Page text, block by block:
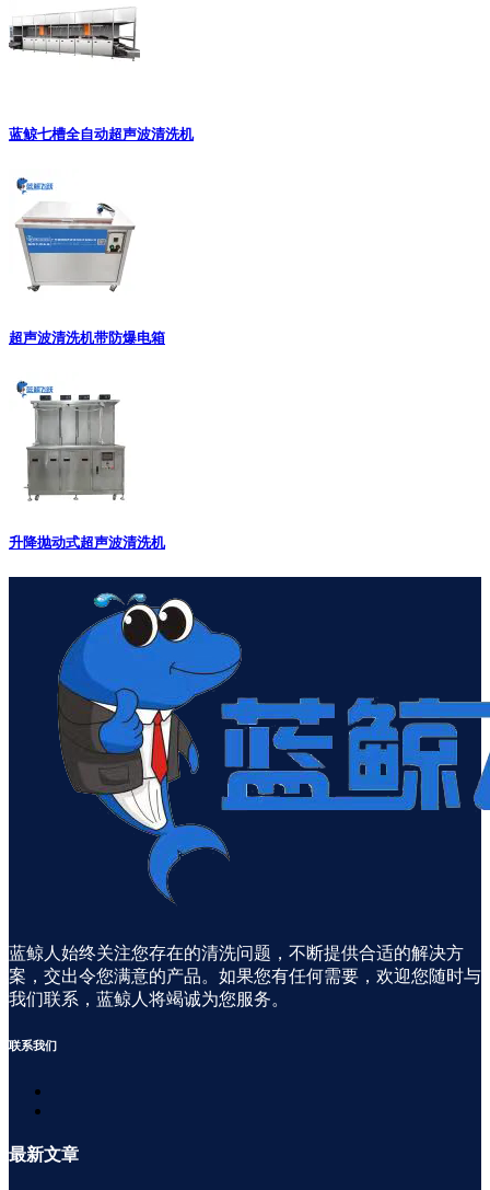
蓝鲸七槽全自动超声波清洗机
超声波清洗机带防爆电箱
升降抛动式超声波清洗机
蓝鲸人始终关注您存在的清洗问题，不断提供合适的解决方
案，交出令您满意的产品。如果您有任何需要，欢迎您随时与
我们联系，蓝鲸人将竭诚为您服务。
联系我们
最新文章